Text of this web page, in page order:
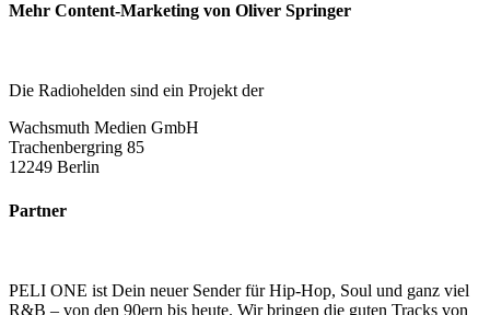
Mehr Content-Marketing von Oliver Springer
Die Radiohelden sind ein Projekt der
Wachsmuth Medien GmbH
Trachenbergring 85
12249 Berlin
Partner
PELI ONE ist Dein neuer Sender für Hip-Hop, Soul und ganz viel
R&B – von den 90ern bis heute. Wir bringen die guten Tracks von